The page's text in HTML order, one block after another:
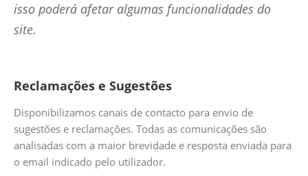
isso poderá afetar algumas funcionalidades do
site.
Reclamações e Sugestões
Disponibilizamos canais de contacto para envio de
sugestões e reclamações. Todas as comunicações são
analisadas com a maior brevidade e resposta enviada para
o email indicado pelo utilizador.